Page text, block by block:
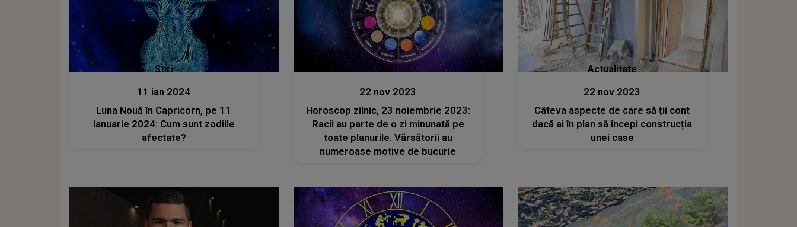
Stiri
11 ian 2024
Luna Nouă în Capricorn, pe 11
ianuarie 2024: Cum sunt zodiile
afectate?
Stiri
22 nov 2023
Horoscop zilnic, 23 noiembrie 2023:
Racii au parte de o zi minunată pe
toate planurile. Vărsătorii au
numeroase motive de bucurie
Actualitate
22 nov 2023
Câteva aspecte de care să ții cont
dacă ai în plan să începi construcția
unei case